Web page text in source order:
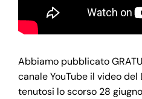
Abbiamo pubblicato
canale YouTube il video
tenutosi lo scorso 28